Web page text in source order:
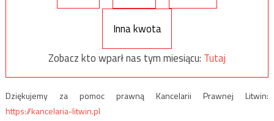
Inna kwota
Zobacz kto wparł nas tym miesiącu: Tutaj
Dziękujemy za pomoc prawną Kancelarii Prawnej Litwin:
https://kancelaria-litwin.pl